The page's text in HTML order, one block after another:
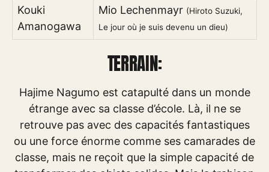
Kouki
Amanogawa
Mio Lechenmayr (Hiroto Suzuki,
Le jour où je suis devenu un dieu)
TERRAIN:
Hajime Nagumo est catapulté dans un monde
étrange avec sa classe d’école. Là, il ne se
retrouve pas avec des capacités fantastiques
ou une force énorme comme ses camarades de
classe, mais ne reçoit que la simple capacité de